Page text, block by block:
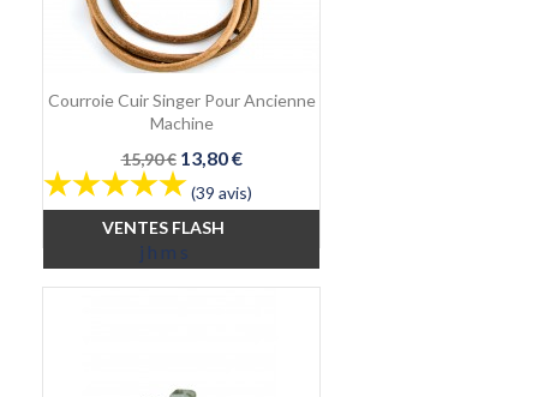
Courroie Cuir Singer Pour Ancienne
Machine
Prix
de
base
15,90 € Prix
13,80 €
(39 avis)
VENTES FLASH
j h m s